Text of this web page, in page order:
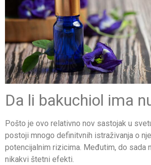
Da li bakuchiol ima
Pošto je ovo relativno nov sastojak u
postoji mnogo definitvnih istraživanja o
potencijalnim rizicima. Međutim, do sada
nikakvi štetni efekti.